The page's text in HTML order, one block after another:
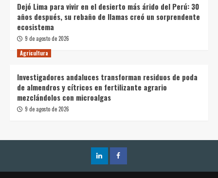
Dejó Lima para vivir en el desierto más árido del Perú: 30
años después, su rebaño de llamas creó un sorprendente
ecosistema
9 de agosto de 2026
Agricultura
Investigadores andaluces transforman residuos de poda
de almendros y cítricos en fertilizante agrario
mezclándolos con microalgas
9 de agosto de 2026